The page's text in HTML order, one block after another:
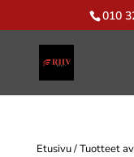
010
Etusivu/ Tuotteet